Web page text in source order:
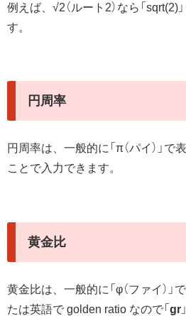
例えば、√2（ルート2）なら「sqrt(2)
す。
円周率
円周率は、一般的に「π（パイ）」で
ことで入力できます。
黄金比
黄金比は、一般的に「φ（ファイ）」
たは英語で golden ratio なので「 gr